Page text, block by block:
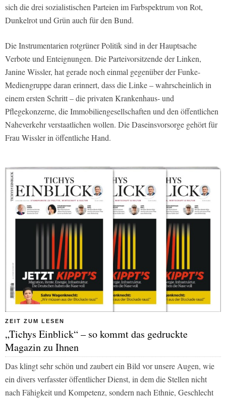
sich die drei sozialistischen Parteien im Farbspektrum von Rot,
Dunkelrot und Grün auch für den Bund.
Die Instrumentarien rotgrüner Politik sind in der Hauptsache
Verbote und Enteignungen. Die Parteivorsitzende der Linken,
Janine Wissler, hat gerade noch einmal gegenüber der Funke-
Mediengruppe daran erinnert, dass die Linke – wahrscheinlich in
einem ersten Schritt – die privaten Krankenhaus- und
Pflegekonzerne, die Immobiliengesellschaften und den öffentlichen
Naheverkehr verstaatlichen wollen. Die Daseinsvorsorge gehört für
Frau Wissler in öffentliche Hand.
ZEIT ZUM LESEN
„Tichys Einblick“ – so kommt das gedruckte
Magazin zu Ihnen
Das klingt sehr schön und zaubert ein Bild vor unsere Augen, wie
ein divers verfasster öffentlicher Dienst, in dem die Stellen nicht
nach Fähigkeit und Kompetenz, sondern nach Ethnie, Geschlecht